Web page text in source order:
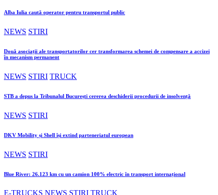
Alba Iulia caută operator pentru transportul public
NEWS STIRI
Două asociații ale transportatorilor cer transformarea schemei de compensare a accizei
în mecanism permanent
NEWS STIRI TRUCK
STB a depus la Tribunalul București cererea deschiderii procedurii de insolvență
NEWS STIRI
DKV Mobility și Shell își extind parteneriatul european
NEWS STIRI
Blue River: 26.123 km cu un camion 100% electric în transport internațional
E-TRUCKS NEWS STIRI TRUCK